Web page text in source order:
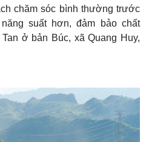
chăm sóc bình thường trước
suất hơn, đảm bảo chất
ở bản Búc, xã Quang Huy,